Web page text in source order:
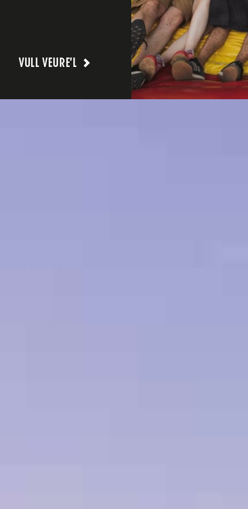
VULL VEURE’L